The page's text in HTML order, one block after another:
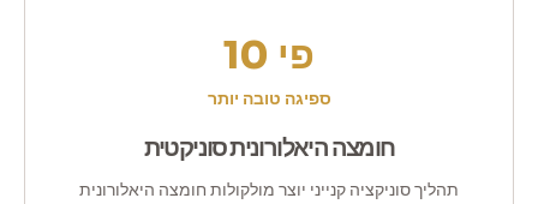
פי 10
ספיגה טובה יותר
חומצה היאלורונית סוניקטית
תהליך סוניקציה קנייני יוצר מולקולות חומצה היאלורונית